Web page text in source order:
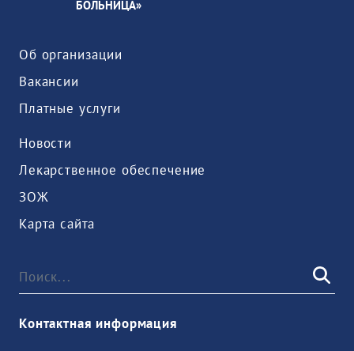
БОЛЬНИЦА»
Об организации
Вакансии
Платные услуги
Новости
Лекарственное обеспечение
ЗОЖ
Карта сайта
Контактная информация